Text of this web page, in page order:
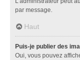
par message.
Haut
Puis-je publier des
Oui, vous pouvez